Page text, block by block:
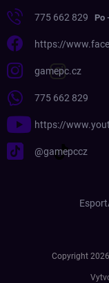
775 662 829
https://
gamepc.cz
775 662 829
https://
@gamepccz
Copyright 2026